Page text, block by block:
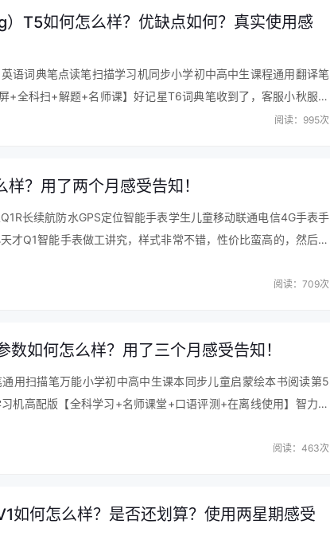
空间很大，还有美观而实用，无霜双循环不串味，蓝
到，非常的满意 送货师傅服务也很到位。
T5如何怎么样？优缺点如何？真实使用感
语词典笔点读笔扫描学习机同步小学初中高中生课程通用翻译笔
+全科扫+解题+名师课】好记星T6词典笔收到了，客服小秋服务
读笔、翻译笔，买给孩子作新年礼物的，这个词典笔的功能很强
阅读：995次
样？用了两个月感受告知！
长续航防水GPS定位智能手表学生儿童移动联通电信4G手表手
才Q1智能手表做工讲究，样式非常不错，性价比蛮高的，然后款
阅读：709次
数如何怎么样？用了三个月感受告知！
用扫描笔万能小学初中高中生课本同步儿童启蒙绘本书阅读第5
机高配版【全科学习+名师课堂+口语评测+在离线使用】智力快
阅读：463次
如何怎么样？是否还划算？使用两星期感受